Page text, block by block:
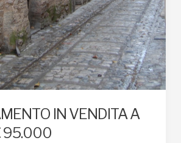
IN VENDITA A
95.000